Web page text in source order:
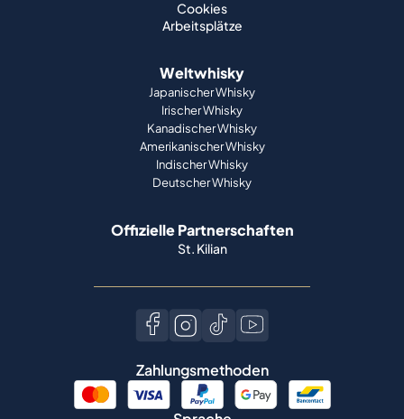
Cookies
Arbeitsplätze
Weltwhisky
Japanischer Whisky
Irischer Whisky
Kanadischer Whisky
Amerikanischer Whisky
Indischer Whisky
Deutscher Whisky
Offizielle Partnerschaften
St. Kilian
Zahlungsmethoden